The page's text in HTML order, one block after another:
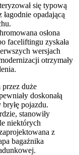
się typową
opadającą
osłona
faceliftingu zyskała
wersjach
otrzymały
przez duże
doskonałą
pojazdu.
stanowiły
niektórych
z
bagażnika